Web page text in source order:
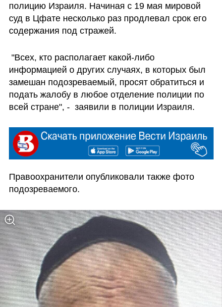
полицию Израиля. Начиная с 19 мая мировой
суд в Цфате несколько раз продлевал срок его
содержания под стражей.
информацией о других случаях, в которых был
замешан подозреваемый, просят обратиться и
подать жалобу в любое отделение полиции по
всей стране", -  заявили в полиции Израиля.
Правоохранители опубликовали также фото
подозреваемого.